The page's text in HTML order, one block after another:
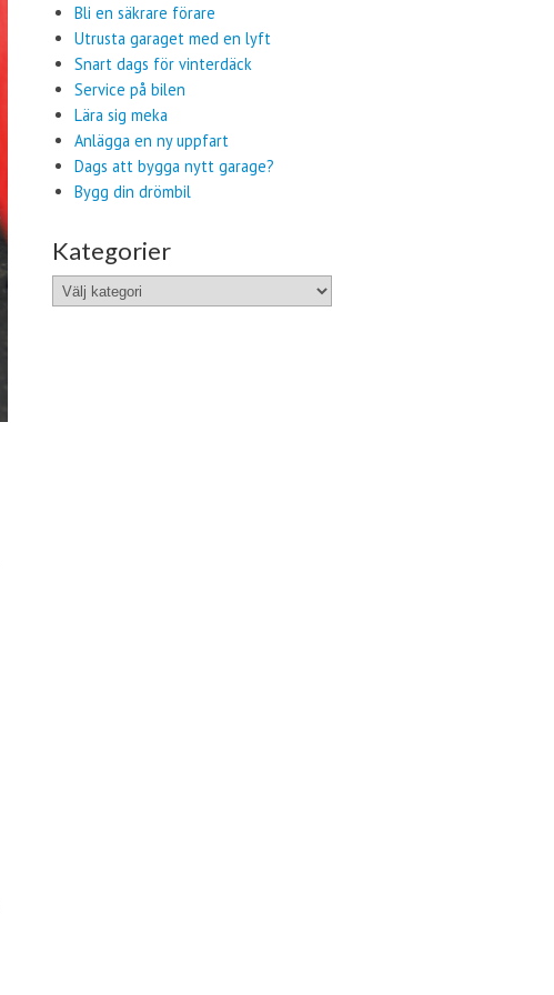
Bli en säkrare förare
Utrusta garaget med en lyft
Snart dags för vinterdäck
Service på bilen
Lära sig meka
Anlägga en ny uppfart
Dags att bygga nytt garage?
Bygg din drömbil
Kategorier
Kategorier